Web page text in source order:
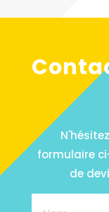
formulaire
de